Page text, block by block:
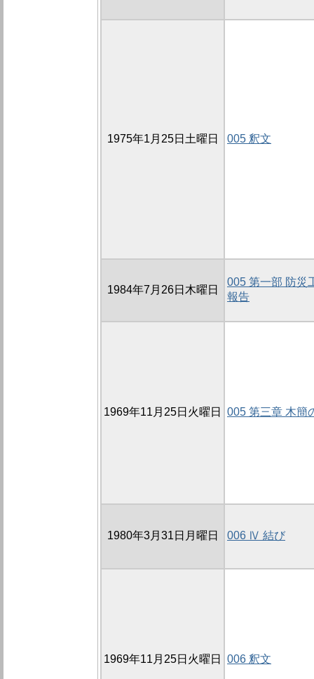
1975年1月25日土曜日 005 釈文
1984年7月26日木曜日
005 第一部 防災
報告
1969年11月25日火曜日 005 第三章 木簡
1980年3月31日月曜日 006 Ⅳ 結び
1969年11月25日火曜日 006 釈文